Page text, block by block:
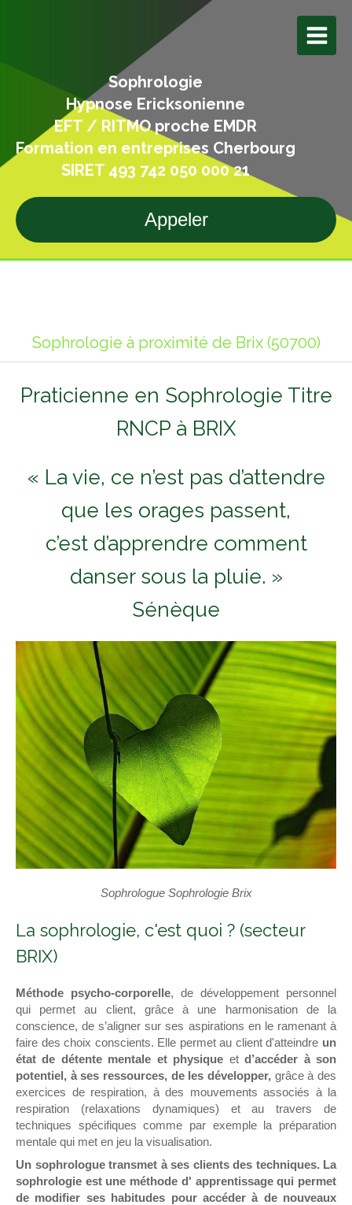
Sophrologie
Hypnose Ericksonienne
EFT / RITMO proche EMDR
Formation en entreprises Cherbourg
SIRET 493 742 050 000 21
Appeler
Sophrologie à proximité de Brix (50700)
Praticienne en Sophrologie Titre
RNCP à BRIX
« La vie, ce n’est pas d’attendre
que les orages passent,
c’est d’apprendre comment
danser sous la pluie. »
Sénèque
Sophrologue Sophrologie Brix
La sophrologie, c'est quoi ? (secteur
BRIX)
Méthode psycho-corporelle, de développement personnel
qui permet au client, grâce à une harmonisation de la
conscience, de s’aligner sur ses aspirations en le ramenant à
faire des choix conscients. Elle permet au client d'atteindre un
état de détente mentale et physique etd’accéder à son
potentiel, à ses ressources, de les développer, grâce à des
exercices de respiration, à des mouvements associés à la
respiration (relaxations dynamiques) et au travers de
techniques spécifiques comme par exemple la préparation
mentale qui met en jeu la visualisation.
Un sophrologue transmet à ses clients des techniques. La
sophrologie est une méthode d' apprentissage qui permet
de modifier ses habitudes pour accéder à de nouveaux